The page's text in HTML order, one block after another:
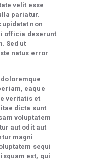
velit esse
pariatur.
non
officia deserunt
Sed ut
natus error
eaque
veritatis et
dicta sunt
voluptatem
aut odit aut
magni
sequi
est, qui